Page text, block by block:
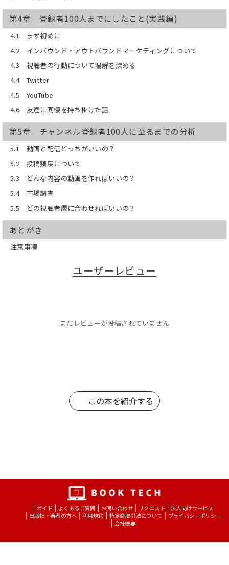
第4章 登録者100人までにしたこと(実践編)
4.1 まず初めに
4.2 インバウンド・アウトバウンドマーケティングについて
4.3 視聴者の行動について理解を深める
4.4 Twitter
4.5 YouTube
4.6 友達に同棲を持ち掛けた話
第5章 チャンネル登録者100人に至るまでの分析
5.1 動画と配信どっちがいいの？
5.2 投稿頻度について
5.3 どんな内容の動画を作ればいいの？
5.4 市場調査
5.5 どの視聴者層に合わせればいいの？
あとがき
注意事項
ユーザーレビュー
まだレビューが投稿されていません
この本を紹介する
ガイド よくあるご質問 お問い合わせ リクエスト
法人向けサービス
出版社・著者の方へ
利用規約 特定商取引法について
プライバシーポリシー
会社概要